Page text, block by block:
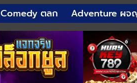
Comedy ตลก Adventure ผ